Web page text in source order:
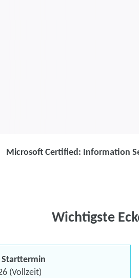
Microsoft Certified: Information
Wichtigste
Starttermin
(Vollzeit)